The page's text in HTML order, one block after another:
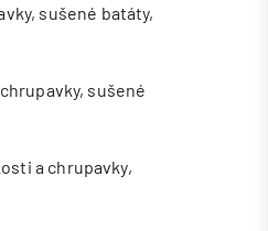
sušené batáty,
sušené
a chrupavky,